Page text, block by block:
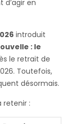
d’agir en
introduit
: le
le retrait de
Toutefois,
désormais.
retenir :